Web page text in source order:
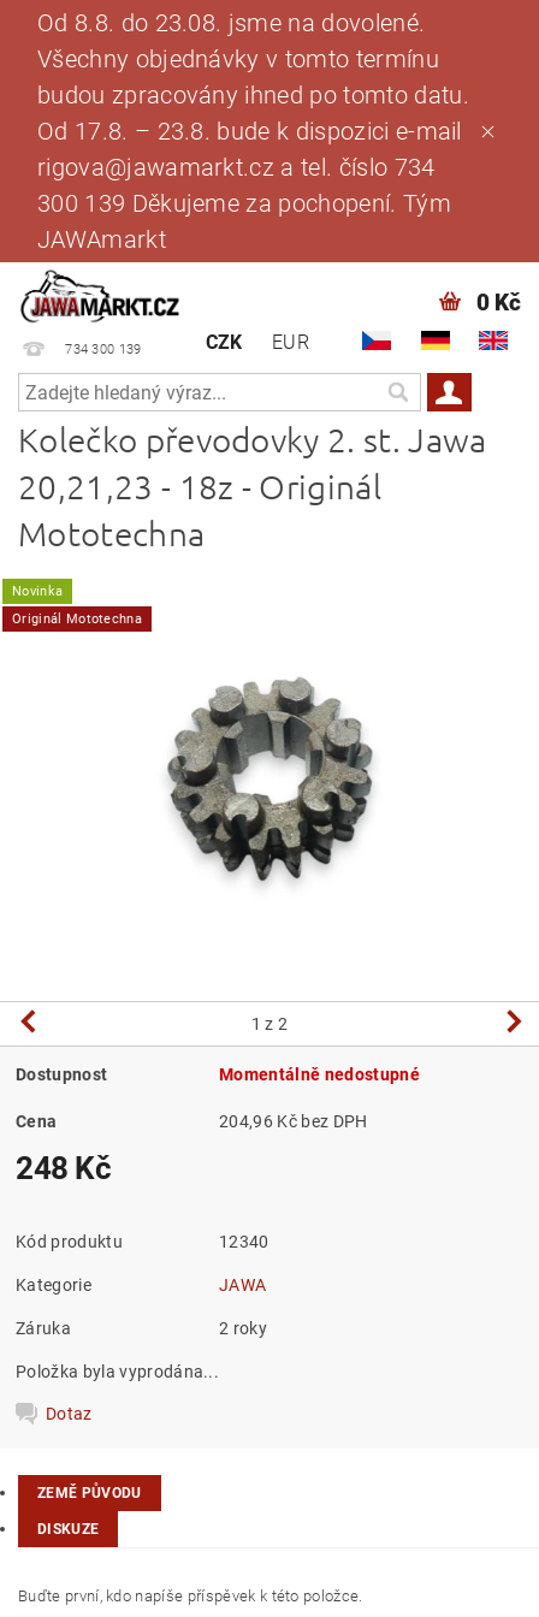
Od 8.8. do 23.08. jsme na dovolené.
Všechny objednávky v tomto termínu
budou zpracovány ihned po tomto datu.
Od 17.8. – 23.8. bude k dispozici e-mail
rigova@jawamarkt.cz a tel. číslo 734
300 139 Děkujeme za pochopení. Tým
JAWAmarkt
734 300 139 CZK EUR
0 Kč
Kolečko převodovky 2. st. Jawa
20,21,23 - 18z - Originál
Mototechna
Novinka
Originál Mototechna
1 z 2
Dostupnost Momentálně nedostupné
Cena 204,96 Kč bez DPH
248 Kč
Kód produktu 12340
Kategorie JAWA
Záruka 2 roky
Položka byla vyprodána...
Dotaz
ZEMĚ PŮVODU
DISKUZE
Buďte první, kdo napíše příspěvek k této položce.